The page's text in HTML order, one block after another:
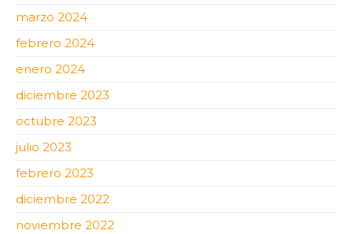
marzo 2024
febrero 2024
enero 2024
diciembre 2023
octubre 2023
julio 2023
febrero 2023
diciembre 2022
noviembre 2022